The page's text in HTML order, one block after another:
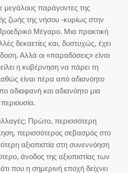
μεγάλους παράγοντες της
ζωής της νήσου -κυρίως στην
Μέγαρο. Μια πρακτική
δεκαετίες και, δυστυχώς, έχει
Αλλά οι «παραδόσεις» είναι
η κυβέρνηση να πάρει τη
είναι πέρα από αδιανόητο
αδιαφανή και αδιανόητο μια
Πρώτο, περισσότερη
περισσότερος σεβασμός στο
αξιοπιστία στη συνεννόηση
άνοδος της αξιοπιστίας των
που η σημερινή εποχή δείχνει